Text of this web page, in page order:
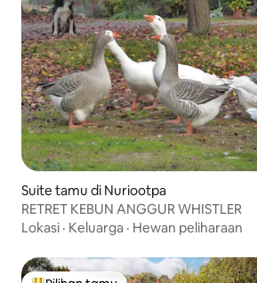
Suite tamu di Nuriootpa
RETRET KEBUN ANGGUR WHISTLER
Lokasi · Keluarga · Hewan peliharaan